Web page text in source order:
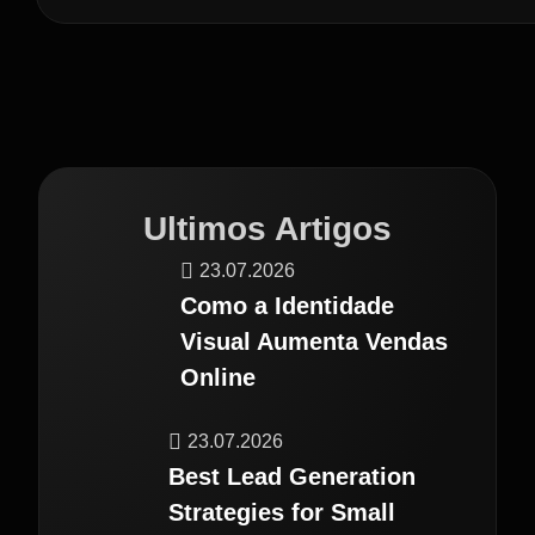
Ultimos Artigos
23.07.2026
Como a Identidade
Visual Aumenta Vendas
Online
23.07.2026
Best Lead Generation
Strategies for Small